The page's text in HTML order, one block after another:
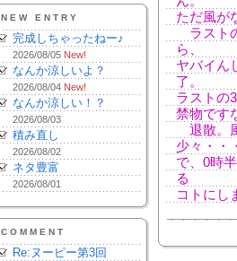
NEW ENTRY
完成しちゃったねー♪
2026/08/05 New!
なんか涼しいよ？
2026/08/04 New!
なんか涼しい！？
2026/08/03
積み直し
2026/08/02
ネタ豊富
2026/08/01
COMMENT
Re:ヌーピー第3回
ただ風が
ラスト
ら、
ヤバイん
了。
ラストの
禁物です
退散。
少々・・
で、0時
る
コトにし